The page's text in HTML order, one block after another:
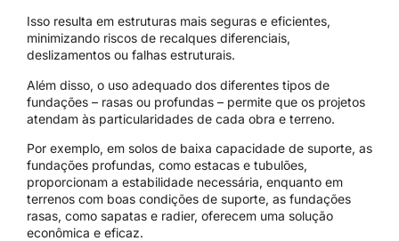
Isso resulta em estruturas mais seguras e eficientes,
minimizando riscos de recalques diferenciais,
deslizamentos ou falhas estruturais.
Além disso, o uso adequado dos diferentes tipos de
fundações – rasas ou profundas – permite que os projetos
atendam às particularidades de cada obra e terreno.
Por exemplo, em solos de baixa capacidade de suporte, as
fundações profundas, como estacas e tubulões,
proporcionam a estabilidade necessária, enquanto em
terrenos com boas condições de suporte, as fundações
rasas, como sapatas e radier, oferecem uma solução
econômica e eficaz.